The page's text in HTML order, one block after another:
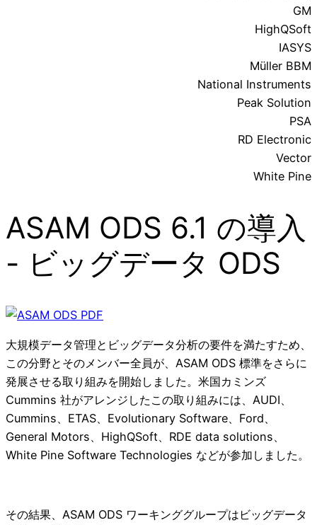
GM
HighQSoft
IASYS
Müller BBM
National Instruments
Peak Solution
PSA
RD Electronic
Vector
White Pine
ASAM ODS 6.1 の導入
- ビッグデータ ODS
大規模データ管理とビッグデータ分析の要件を満たすため、
この分野とそのメンバー全員が、ASAM ODS 標準をさらに
発展させる取り組みを開始しました。米国カミンズ
Cummins 社がアレンジしたこの取り組みには、AUDI、
Cummins、ETAS、Evolutionary Software、Ford、
General Motors、HighQSoft、RDE data solutions、
White Pine Software Technologies などが参加しました。
その結果、ASAM ODS ワーキンググループはビッグデータ